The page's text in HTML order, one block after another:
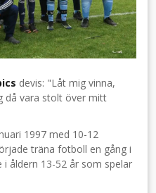
devis: "Låt mig vinna,
då vara stolt över mitt
1997 med 10-12
träna fotboll en gång i
i åldern 13-52 år som spelar